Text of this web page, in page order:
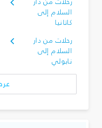
السلام إلى
كاتانيا
رحلات من دار
السلام إلى
نابولي